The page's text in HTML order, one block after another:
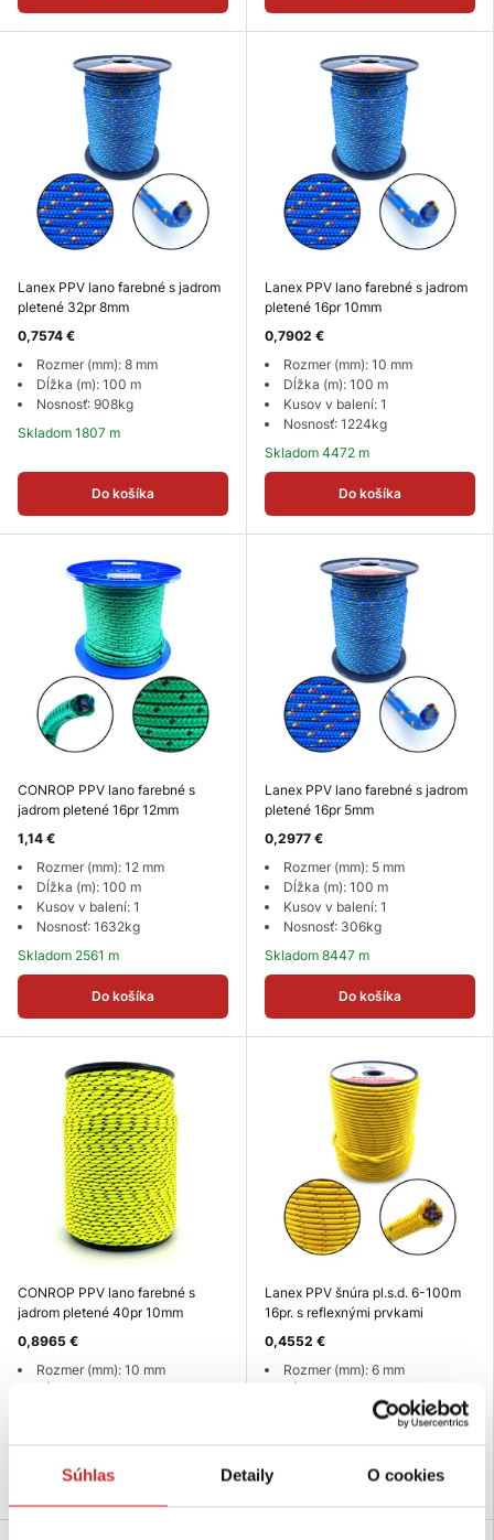
Súhlas Detaily O cookies
Lanex PPV lano farebné s jadrom
pletené 32pr 8mm
0,7574 €
Rozmer (mm): 8 mm
Dĺžka (m): 100 m
Nosnosť: 908kg
Skladom 1807 m
Do košíka
Lanex PPV lano farebné s jadrom
pletené 16pr 10mm
0,7902 €
Rozmer (mm): 10 mm
Dĺžka (m): 100 m
Kusov v balení: 1
Nosnosť: 1224kg
Skladom 4472 m
Do košíka
CONROP PPV lano farebné s
jadrom pletené 16pr 12mm
1,14 €
Rozmer (mm): 12 mm
Dĺžka (m): 100 m
Kusov v balení: 1
Nosnosť: 1632kg
Skladom 2561 m
Do košíka
Lanex PPV lano farebné s jadrom
pletené 16pr 5mm
0,2977 €
Rozmer (mm): 5 mm
Dĺžka (m): 100 m
Kusov v balení: 1
Nosnosť: 306kg
Skladom 8447 m
Do košíka
CONROP PPV lano farebné s
jadrom pletené 40pr 10mm
0,8965 €
Rozmer (mm): 10 mm
Do košíka
Lanex PPV šnúra pl.s.d. 6-100m
16pr. s reflexnými prvkami
0,4552 €
Rozmer (mm): 6 mm
Nosnosť: 714kg
Do košíka